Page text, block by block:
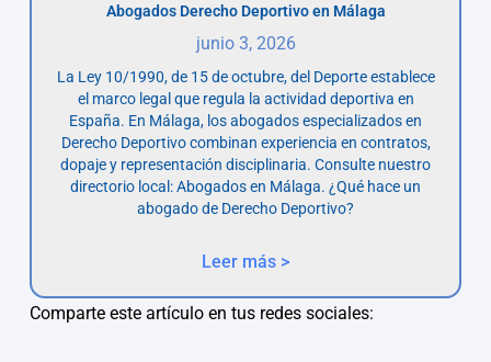
Abogados Derecho Deportivo en Málaga
junio 3, 2026
La Ley 10/1990, de 15 de octubre, del Deporte establece
el marco legal que regula la actividad deportiva en
España. En Málaga, los abogados especializados en
Derecho Deportivo combinan experiencia en contratos,
dopaje y representación disciplinaria. Consulte nuestro
directorio local: Abogados en Málaga. ¿Qué hace un
abogado de Derecho Deportivo?
Leer más >
Comparte este artículo en tus redes sociales: